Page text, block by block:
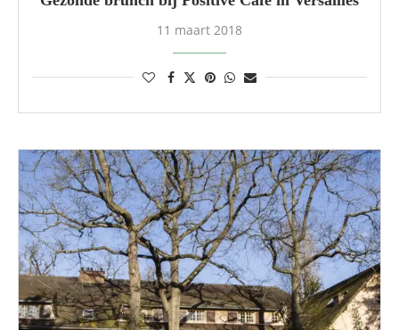
11 maart 2018